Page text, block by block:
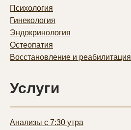
Психология
Гинекология
Эндокринология
Остеопатия
Восстановление и реабилитация
Услуги
Анализы с 7:30 утра